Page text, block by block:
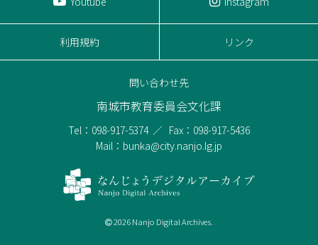
利用規約 リンク
問い合わせ先
南城市教育委員会文化課
Tel：098-917-5374
Fax：098-917-5436
Mail：bunka@city.nanjo.lg.jp
2026 Nanjo Digital Archives.